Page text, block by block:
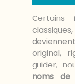
Certains
original,
guider,
noms de